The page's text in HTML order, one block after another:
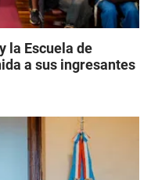
la Escuela de
a sus ingresantes